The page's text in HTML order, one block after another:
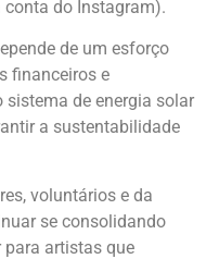
do Instagram).
de um esforço
financeiros e
de energia solar
a sustentabilidade
voluntários e da
se consolidando
para artistas que